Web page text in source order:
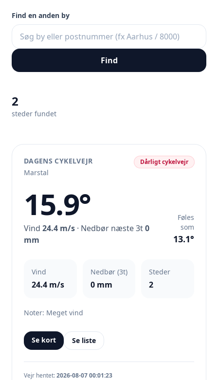
Find en anden by
Find
2
steder fundet
DAGENS CYKELVEJR
Marstal
Dårligt cykelvejr
15.9°
Vind 24.4 m/s · Nedbør næste 3t0
mm
Føles
som
13.1°
Vind
24.4 m/s
Nedbør (3t)
0 mm
Steder
2
Noter: Meget vind
Se kort Se liste
Vejr hentet:2026-08-07 00:01:23